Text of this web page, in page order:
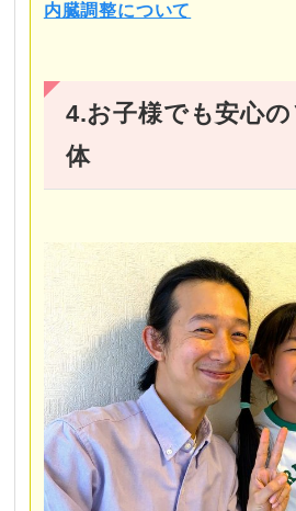
内臓調整について
4.お子様でも安心
体